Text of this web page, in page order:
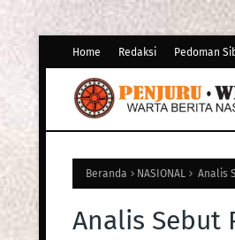
Home Redaksi Pedoman
Beranda NASIONAL Analis
Analis Sebut